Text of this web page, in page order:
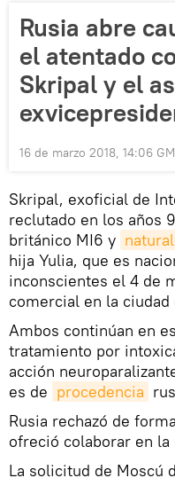
Rusia abre
el atentado
Skripal y el
16 de marzo 2018, 14:06
Skripal, exoficial de
reclutado en los años
británico MI6 y
hija Yulia, que es
inconscientes el 4 de
comercial en la
Ambos continúan en
tratamiento por
acción
es de procedencia
Rusia rechazó de
ofreció colaborar en
La solicitud de Moscú